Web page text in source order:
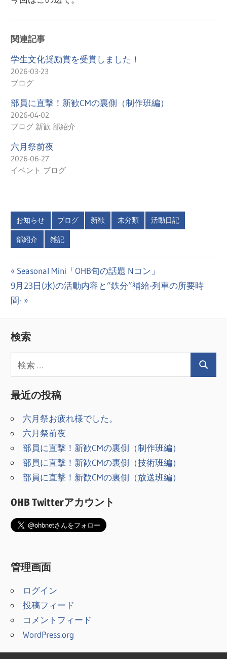
関連記事
学生文化奨励賞を受賞しました！
2026-03-23
ブログ
部員に直撃！新歓CMの裏側（制作班編）
2026-04-02
ブログ 新歓 部紹介
六月祭前夜
2026-06-27
イベント ブログ
お知らせ ブログ 新歓 未分類 活動日記
部紹介 雑記
投
稿
ビ
ゲ
ー
シ
ン
前
の
投
Seasonal Mini「OHB旬の話題 Nコン」
次
の
稿:
9月23日(水)の活動内容と”鉄分”補給-列車の所要時
間-
検索
最近の投稿
六月祭お疲れ様でした。
六月祭前夜
部員に直撃！新歓CMの裏側（制作班編）
部員に直撃！新歓CMの裏側（技術班編）
部員に直撃！新歓CMの裏側（放送班編）
OHB Twitterアカウント
管理画面
ログイン
投稿フィード
コメントフィード
WordPress.org